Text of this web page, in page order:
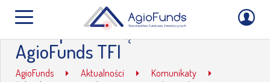
Rekordowa wartość aktywów
netto pod zarządzaniem
AgioFunds TFI
AgioFunds Aktualności
Komunikaty